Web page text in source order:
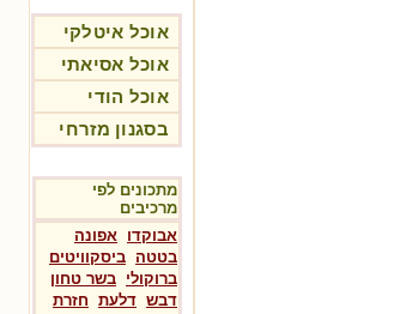
אוכל איטלקי
אוכל אסיאתי
אוכל הודי
בסגנון מזרחי
מתכונים לפי
מרכיבים
אבוקדו אפונה
בטטה ביסקוויטים
ברוקולי בשר טחון
דבש דלעת חזרת